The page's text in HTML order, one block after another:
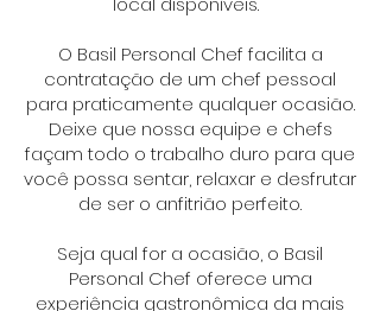
O Basil Personal Chef facilita a
contratação de um chef pessoal
para praticamente qualquer ocasião.
Deixe que nossa equipe e chefs
façam todo o trabalho duro para que
você possa sentar, relaxar e desfrutar
de ser o anfitrião perfeito.
Seja qual for a ocasião, o Basil
Personal Chef oferece uma
experiência gastronômica da mais